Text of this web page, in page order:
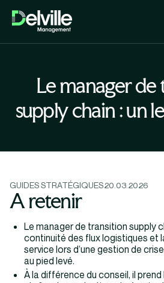
Le manager de
supply chain : un
GUIDES STRATÉGIQUES20.03.2026
A retenir
Le manager de transition supply
continuité des flux logistiques et
service lors d’une gestion de
au pied levé.
À la différence du conseil, il